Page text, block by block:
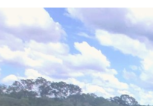
el mejor calentador solar de
México